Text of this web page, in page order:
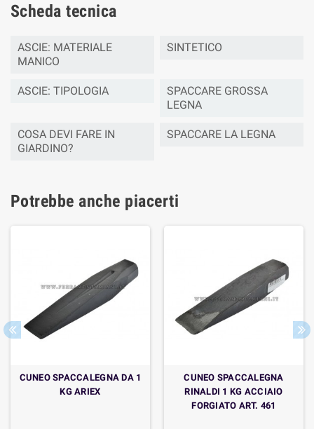
Scheda tecnica
ASCIE: MATERIALE
MANICO
SINTETICO
ASCIE: TIPOLOGIA
SPACCARE GROSSA
LEGNA
COSA DEVI FARE IN
GIARDINO?
SPACCARE LA LEGNA
Potrebbe anche piacerti
CUNEO SPACCALEGNA DA 1
KG ARIEX
CUNEO SPACCALEGNA
RINALDI 1 KG ACCIAIO
FORGIATO ART. 461